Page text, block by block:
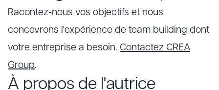
Racontez-nous vos objectifs et nous
concevrons l'expérience de team building dont
votre entreprise a besoin. Contactez CREA
Group.
À propos de l'autrice